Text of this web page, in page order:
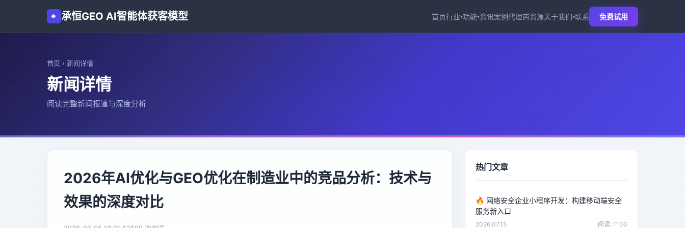
承恒GEO AI智能体获客模型 首页行业▾功能▾资讯案例代理商资源关于我们▾联系 免费试用
首页 › 新闻详情
新闻详情
阅读完整新闻报道与深度分析
2026年AI优化与GEO优化在制造业中的竞品分析：技术与
效果的深度对比
热门文章
🔥 网络安全企业小程序开发：构建移动端安全
服务新入口
2026.07.15 阅读: 1100